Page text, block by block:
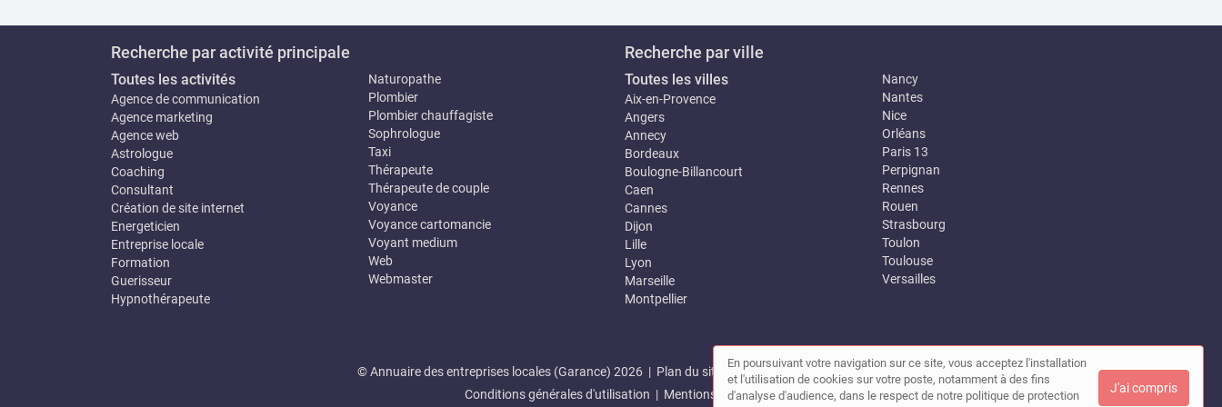
Recherche par activité principale
Toutes les activités
Agence de communication
Agence marketing
Agence web
Astrologue
Coaching
Consultant
Création de site internet
Energeticien
Entreprise locale
Formation
Guerisseur
Hypnothérapeute
Naturopathe
Plombier
Plombier chauffagiste
Sophrologue
Taxi
Thérapeute
Thérapeute de couple
Voyance
Voyance cartomancie
Voyant medium
Web
Webmaster
Recherche par ville
Toutes les villes
Aix-en-Provence
Angers
Annecy
Bordeaux
Boulogne-Billancourt
Caen
Cannes
Dijon
Lille
Lyon
Marseille
Montpellier
Nancy
Nantes
Nice
Orléans
Paris 13
Perpignan
Rennes
Rouen
Strasbourg
Toulon
Toulouse
Versailles
© Annuaire des entreprises locales (Garance) 2026 | Plan du site |Mon compte |Contact
Conditions générales d'utilisation | Mentions légales
En poursuivant votre navigation sur ce site, vous acceptez l'installation
et l'utilisation de cookies sur votre poste, notamment à des fins
d'analyse d'audience, dans le respect de notre politique de protection
J'ai compris